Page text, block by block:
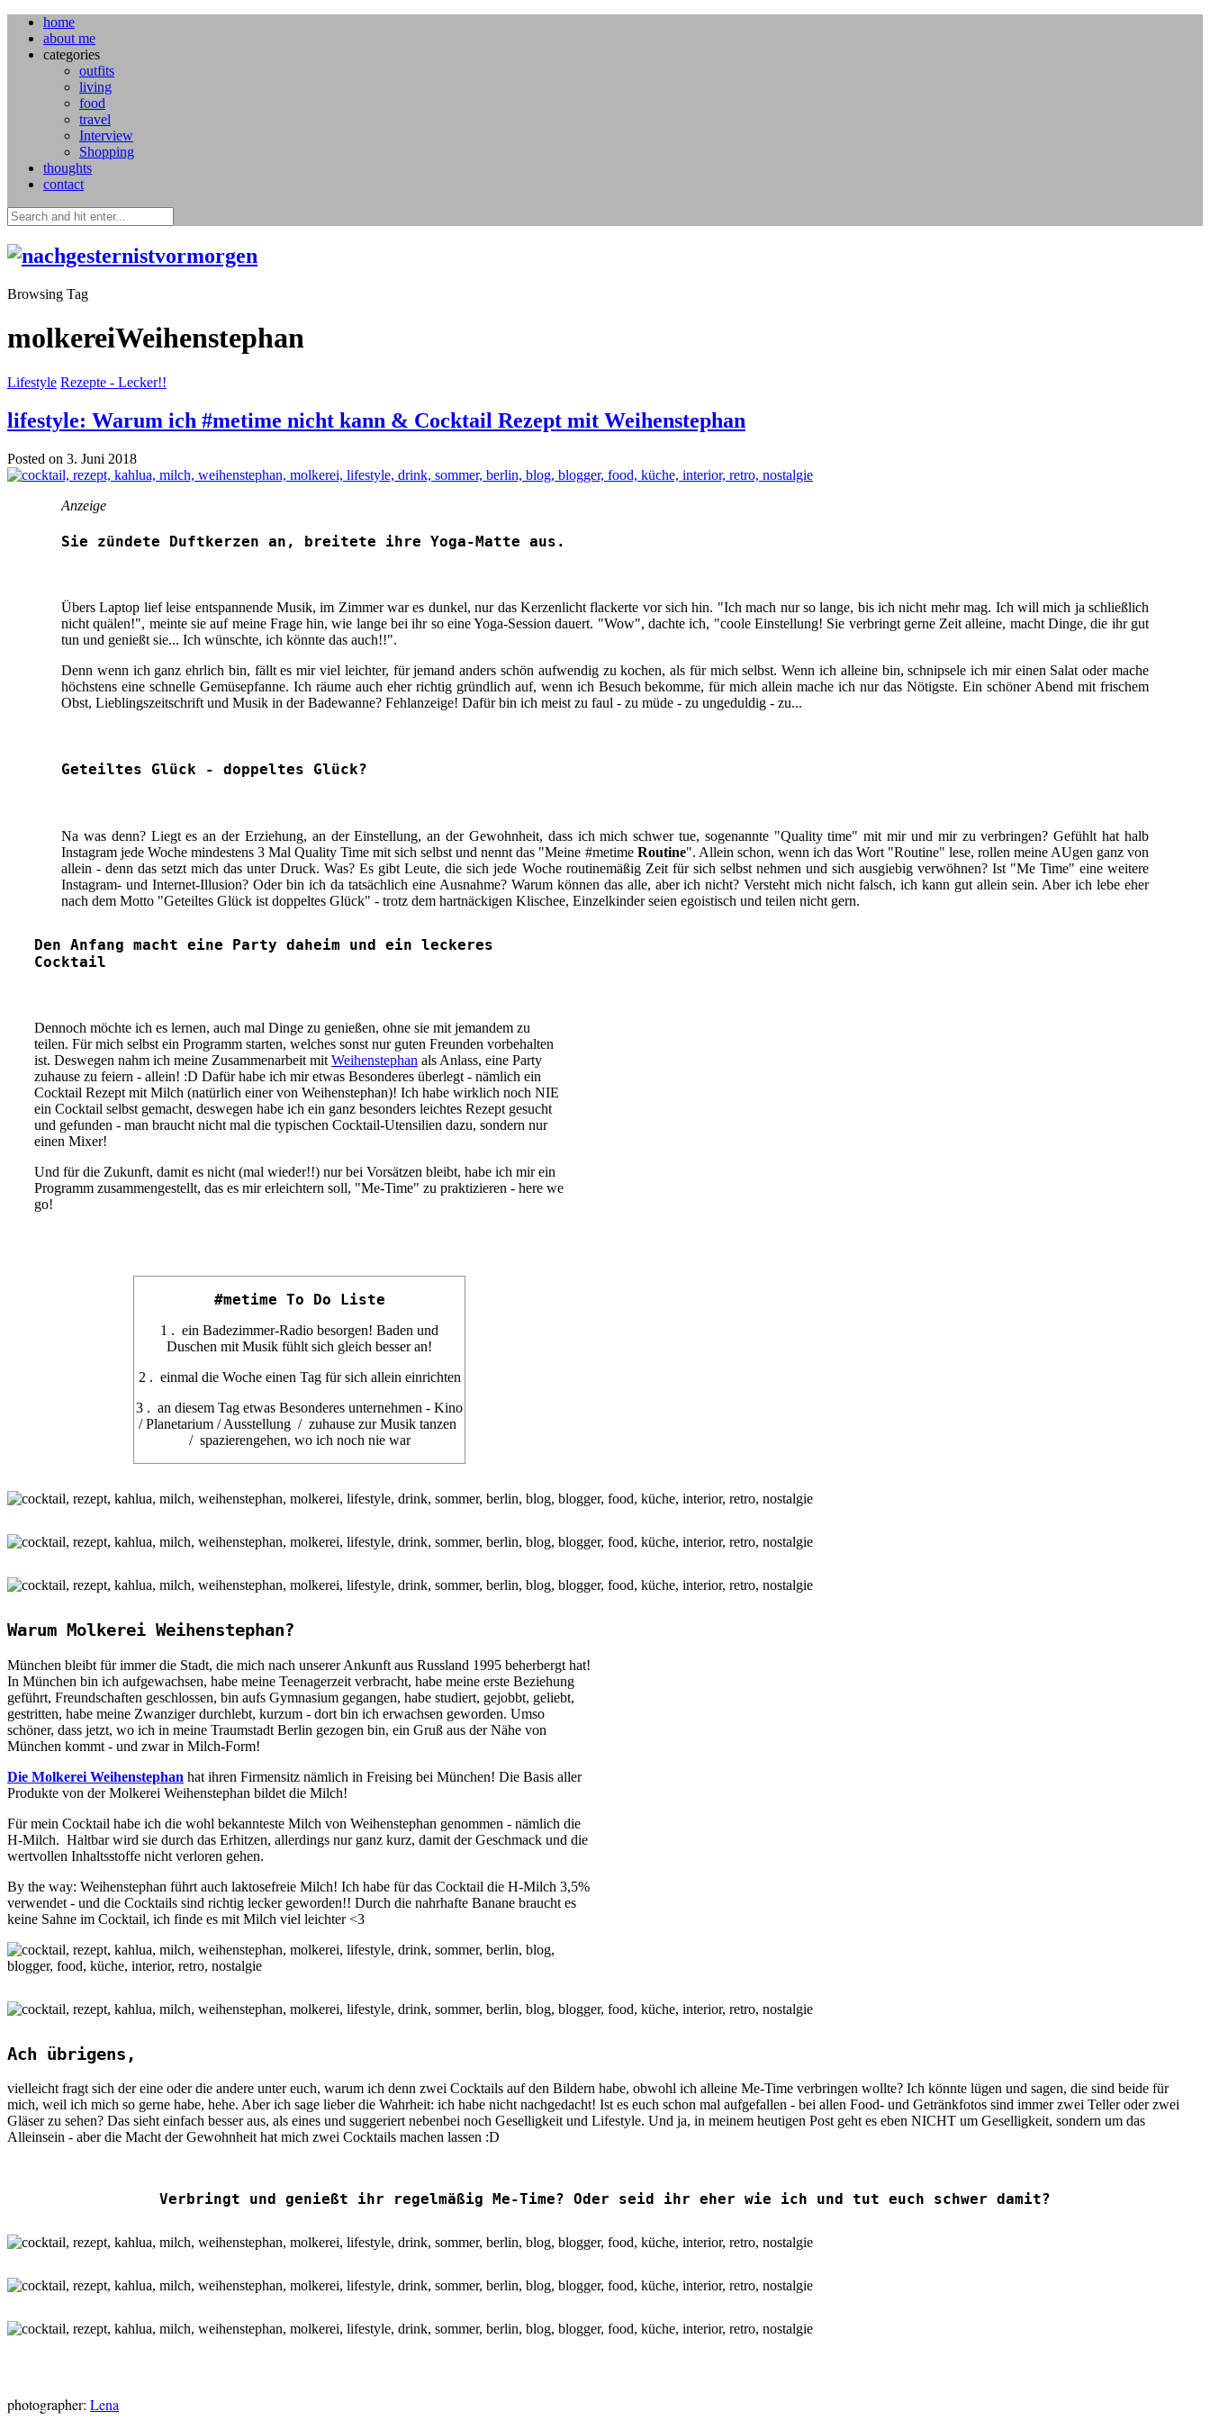
home
about me
categories
outfits
living
food
travel
Interview
Shopping
thoughts
contact
Browsing Tag
molkereiWeihenstephan
Lifestyle Rezepte - Lecker!!
lifestyle: Warum ich #metime nicht kann & Cocktail Rezept mit Weihenstephan
Posted on 3. Juni 2018
Anzeige
Sie zündete Duftkerzen an, breitete ihre Yoga-Matte aus.
Übers Laptop lief leise entspannende Musik, im Zimmer war es dunkel, nur das Kerzenlicht flackerte vor sich hin. "Ich mach nur so lange, bis ich nicht mehr mag. Ich will mich ja schließlich
nicht quälen!", meinte sie auf meine Frage hin, wie lange bei ihr so eine Yoga-Session dauert. "Wow", dachte ich, "coole Einstellung! Sie verbringt gerne Zeit alleine, macht Dinge, die ihr gut
tun und genießt sie... Ich wünschte, ich könnte das auch!!".
Denn wenn ich ganz ehrlich bin, fällt es mir viel leichter, für jemand anders schön aufwendig zu kochen, als für mich selbst. Wenn ich alleine bin, schnipsele ich mir einen Salat oder mache
höchstens eine schnelle Gemüsepfanne. Ich räume auch eher richtig gründlich auf, wenn ich Besuch bekomme, für mich allein mache ich nur das Nötigste. Ein schöner Abend mit frischem
Obst, Lieblingszeitschrift und Musik in der Badewanne? Fehlanzeige! Dafür bin ich meist zu faul - zu müde - zu ungeduldig - zu...
Geteiltes Glück - doppeltes Glück?
Na was denn? Liegt es an der Erziehung, an der Einstellung, an der Gewohnheit, dass ich mich schwer tue, sogenannte "Quality time" mit mir und mir zu verbringen? Gefühlt hat halb
Instagram jede Woche mindestens 3 Mal Quality Time mit sich selbst und nennt das "Meine #metime Routine". Allein schon, wenn ich das Wort "Routine" lese, rollen meine AUgen ganz von
allein - denn das setzt mich das unter Druck. Was? Es gibt Leute, die sich jede Woche routinemäßig Zeit für sich selbst nehmen und sich ausgiebig verwöhnen? Ist "Me Time" eine weitere
Instagram- und Internet-Illusion? Oder bin ich da tatsächlich eine Ausnahme? Warum können das alle, aber ich nicht? Versteht mich nicht falsch, ich kann gut allein sein. Aber ich lebe eher
nach dem Motto "Geteiltes Glück ist doppeltes Glück" - trotz dem hartnäckigen Klischee, Einzelkinder seien egoistisch und teilen nicht gern.
Den Anfang macht eine Party daheim und ein leckeres
Cocktail
Dennoch möchte ich es lernen, auch mal Dinge zu genießen, ohne sie mit jemandem zu
teilen. Für mich selbst ein Programm starten, welches sonst nur guten Freunden vorbehalten
ist. Deswegen nahm ich meine Zusammenarbeit mit Weihenstephan als Anlass, eine Party
zuhause zu feiern - allein! :D Dafür habe ich mir etwas Besonderes überlegt - nämlich ein
Cocktail Rezept mit Milch (natürlich einer von Weihenstephan)! Ich habe wirklich noch NIE
ein Cocktail selbst gemacht, deswegen habe ich ein ganz besonders leichtes Rezept gesucht
und gefunden - man braucht nicht mal die typischen Cocktail-Utensilien dazu, sondern nur
einen Mixer!
Und für die Zukunft, damit es nicht (mal wieder!!) nur bei Vorsätzen bleibt, habe ich mir ein
Programm zusammengestellt, das es mir erleichtern soll, "Me-Time" zu praktizieren - here we
go!
#metime To Do Liste
1 . ein Badezimmer-Radio besorgen! Baden und
Duschen mit Musik fühlt sich gleich besser an!
2 . einmal die Woche einen Tag für sich allein einrichten
3 . an diesem Tag etwas Besonderes unternehmen - Kino
/ Planetarium / Ausstellung / zuhause zur Musik tanzen
/ spazierengehen, wo ich noch nie war
Warum Molkerei Weihenstephan?
München bleibt für immer die Stadt, die mich nach unserer Ankunft aus Russland 1995 beherbergt hat!
In München bin ich aufgewachsen, habe meine Teenagerzeit verbracht, habe meine erste Beziehung
geführt, Freundschaften geschlossen, bin aufs Gymnasium gegangen, habe studiert, gejobbt, geliebt,
gestritten, habe meine Zwanziger durchlebt, kurzum - dort bin ich erwachsen geworden. Umso
schöner, dass jetzt, wo ich in meine Traumstadt Berlin gezogen bin, ein Gruß aus der Nähe von
München kommt - und zwar in Milch-Form!
Die Molkerei Weihenstephan hat ihren Firmensitz nämlich in Freising bei München! Die Basis aller
Produkte von der Molkerei Weihenstephan bildet die Milch!
Für mein Cocktail habe ich die wohl bekannteste Milch von Weihenstephan genommen - nämlich die
H-Milch. Haltbar wird sie durch das Erhitzen, allerdings nur ganz kurz, damit der Geschmack und die
wertvollen Inhaltsstoffe nicht verloren gehen.
By the way: Weihenstephan führt auch laktosefreie Milch! Ich habe für das Cocktail die H-Milch 3,5%
verwendet - und die Cocktails sind richtig lecker geworden!! Durch die nahrhafte Banane braucht es
keine Sahne im Cocktail, ich finde es mit Milch viel leichter <3
Ach übrigens,
vielleicht fragt sich der eine oder die andere unter euch, warum ich denn zwei Cocktails auf den Bildern habe, obwohl ich alleine Me-Time verbringen wollte? Ich könnte lügen und sagen, die sind beide für
mich, weil ich mich so gerne habe, hehe. Aber ich sage lieber die Wahrheit: ich habe nicht nachgedacht! Ist es euch schon mal aufgefallen - bei allen Food- und Getränkfotos sind immer zwei Teller oder zwei
Gläser zu sehen? Das sieht einfach besser aus, als eines und suggeriert nebenbei noch Geselligkeit und Lifestyle. Und ja, in meinem heutigen Post geht es eben NICHT um Geselligkeit, sondern um das
Alleinsein - aber die Macht der Gewohnheit hat mich zwei Cocktails machen lassen :D
Verbringt und genießt ihr regelmäßig Me-Time? Oder seid ihr eher wie ich und tut euch schwer damit?
photographer: Lena